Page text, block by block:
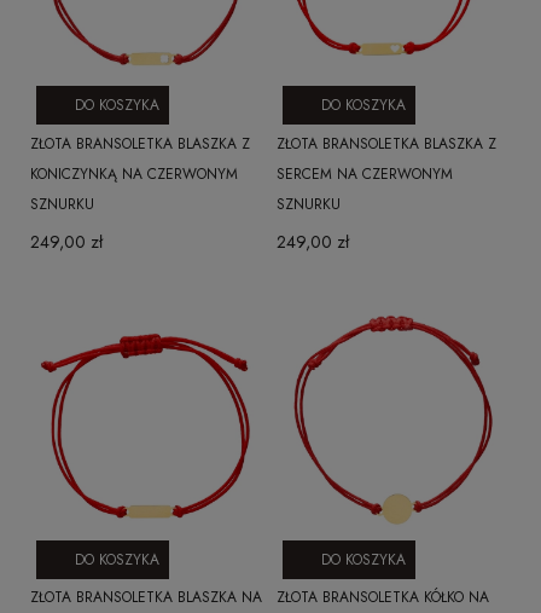
ZŁOTA BRANSOLETKA BLASZKA Z
KONICZYNKĄ NA CZERWONYM
SZNURKU
249,00 zł
DO KOSZYKA
ZŁOTA BRANSOLETKA BLASZKA Z
SERCEM NA CZERWONYM
SZNURKU
249,00 zł
DO KOSZYKA
ZŁOTA BRANSOLETKA BLASZKA NA
DO KOSZYKA
ZŁOTA BRANSOLETKA KÓŁKO NA
DO KOSZYKA